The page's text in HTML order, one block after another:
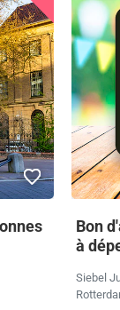
Bon
à
Siebel